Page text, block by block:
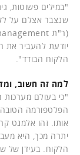
"במילים פשוטות,
יודעת להעביר את
הלקוח הבודד".
למה זה חשוב,
"כי בעולם מערכות
הפלטפורמה
אותו. זהו אלמנט
יתרה מכך, היא
הלקוח. בעידן של